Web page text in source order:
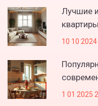
Лучшие
квартиры
10 10
1 01 2025